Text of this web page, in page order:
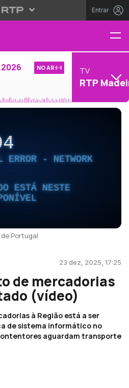
Entrar
NO AR TV
RTP
- NETWORK
ESTÁ NESTE
Portugal
23 dez, 2025, 17:25
de mercadorias
(vídeo)
à Região está a ser
de sistema informático no
aguardam transporte